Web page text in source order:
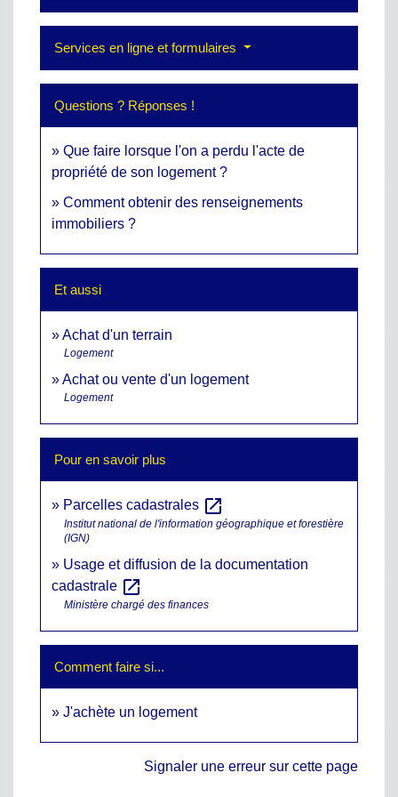
Services en ligne et formulaires
Questions ? Réponses !
Que faire lorsque l'on a perdu l'acte de
propriété de son logement ?
Comment obtenir des renseignements
immobiliers ?
Et aussi
Achat d'un terrain
Logement
Achat ou vente d'un logement
Logement
Pour en savoir plus
Parcelles cadastrales open_in_new
Institut national de l'information géographique et forestière
(IGN)
Usage et diffusion de la documentation
cadastrale open_in_new
Ministère chargé des finances
Comment faire si...
J'achète un logement
Signaler une erreur sur cette page